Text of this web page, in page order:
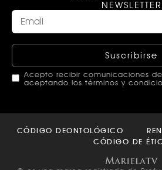
NEWSLETTER
Suscribirse
Acepto recibir comunicaciones
aceptando los términos y
should
CÓDIGO DEONTOLÓGICO
CÓDIGO DE